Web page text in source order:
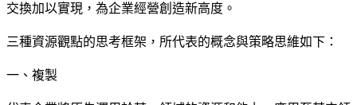
交換加以實現，為企業經營創造新高度。
三種資源觀點的思考框架，所代表的概念與策略思維如下：
一、複製